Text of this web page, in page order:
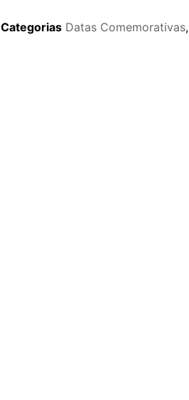
Categorias Datas Comemorativas,